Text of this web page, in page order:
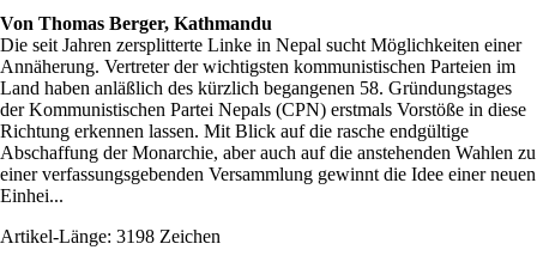
Von Thomas Berger, Kathmandu
Die seit Jahren zersplitterte Linke in Nepal sucht Möglichkeiten einer
Annäherung. Vertreter der wichtigsten kommunistischen Parteien im
Land haben anläßlich des kürzlich begangenen 58. Gründungstages
der Kommunistischen Partei Nepals (CPN) erstmals Vorstöße in diese
Richtung erkennen lassen. Mit Blick auf die rasche endgültige
Abschaffung der Monarchie, aber auch auf die anstehenden Wahlen zu
einer verfassungsgebenden Versammlung gewinnt die Idee einer neuen
Einhei...
Artikel-Länge: 3198 Zeichen